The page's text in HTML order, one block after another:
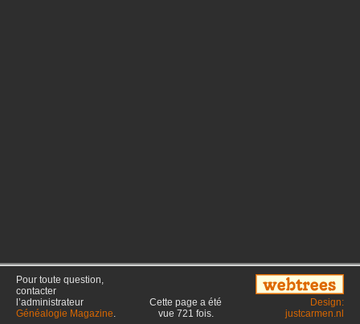
Pour toute question,
contacter
l’administrateur
Généalogie Magazine.
Cette page a été
vue 721 fois.
Design:
justcarmen.nl